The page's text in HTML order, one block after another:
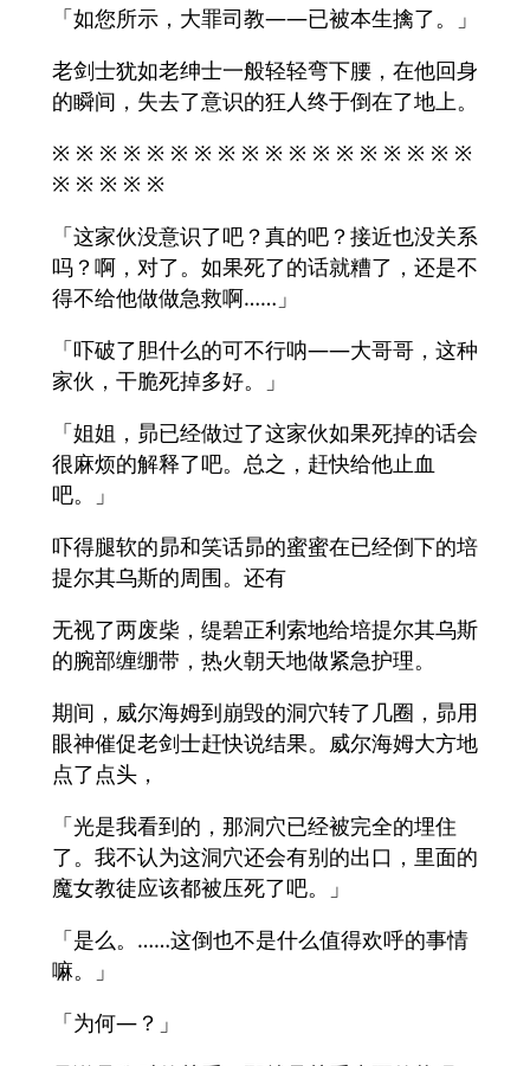
「如您所示，大罪司教——已被本生擒了。」
老剑士犹如老绅士一般轻轻弯下腰，在他回身
的瞬间，失去了意识的狂人终于倒在了地上。
※ ※ ※ ※ ※ ※ ※ ※ ※ ※ ※ ※ ※ ※ ※ ※ ※ ※
※ ※ ※ ※ ※
「这家伙没意识了吧？真的吧？接近也没关系
吗？啊，对了。如果死了的话就糟了，还是不
得不给他做做急救啊……」
「吓破了胆什么的可不行呐——大哥哥，这种
家伙，干脆死掉多好。」
「姐姐，昴已经做过了这家伙如果死掉的话会
很麻烦的解释了吧。总之，赶快给他止血
吧。」
吓得腿软的昴和笑话昴的蜜蜜在已经倒下的培
提尔其乌斯的周围。还有
无视了两废柴，缇碧正利索地给培提尔其乌斯
的腕部缠绷带，热火朝天地做紧急护理。
期间，威尔海姆到崩毁的洞穴转了几圈，昴用
眼神催促老剑士赶快说结果。威尔海姆大方地
点了点头，
「光是我看到的，那洞穴已经被完全的埋住
了。我不认为这洞穴还会有别的出口，里面的
魔女教徒应该都被压死了吧。」
「是么。……这倒也不是什么值得欢呼的事情
嘛。」
「为何—？」